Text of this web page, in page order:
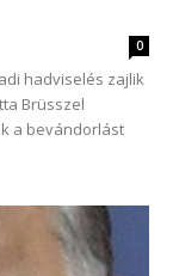
0
hadviselés zajlik
Brüsszel
a bevándorlást